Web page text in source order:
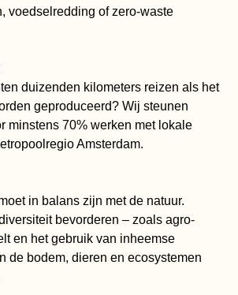
voedselredding of zero-waste
duizenden kilometers reizen als het
geproduceerd? Wij steunen
minstens 70% werken met lokale
Amsterdam.
in balans zijn met de natuur.
bevorderen – zoals agro-
en het gebruik van inheemse
de bodem, dieren en ecosystemen